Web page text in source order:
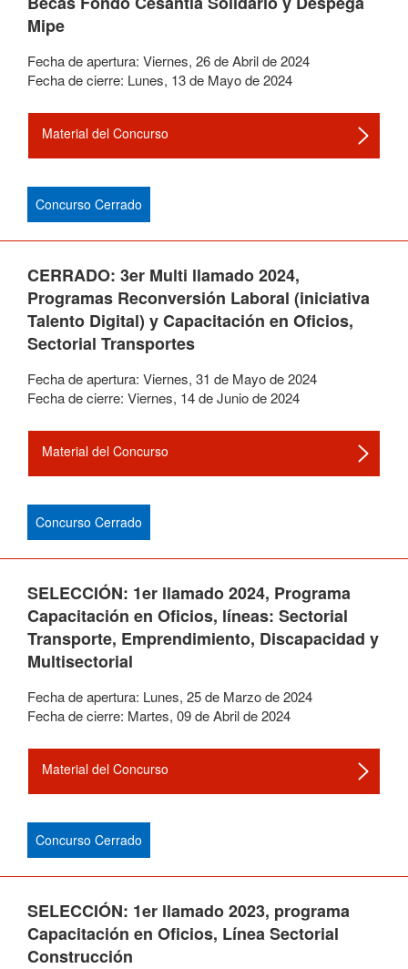
Mipe
Fecha de apertura: Viernes, 26deAbrilde2024
Fecha de cierre: Lunes, 13de Mayode2024
Material del Concurso
Concurso Cerrado
CERRADO: 3er Multi llamado 2024,
Programas Reconversión Laboral (iniciativa
Talento Digital) y Capacitación en Oficios,
Sectorial Transportes
Fecha de apertura: Viernes, 31 de Mayode2024
Fecha de cierre: Viernes, 14deJuniode2024
Material del Concurso
Concurso Cerrado
SELECCIÓN: 1er llamado 2024, Programa
Capacitación en Oficios, líneas: Sectorial
Transporte, Emprendimiento, Discapacidad y
Multisectorial
Fecha de apertura: Lunes, 25de Marzode2024
Fecha de cierre: Martes, 09deAbrilde2024
Material del Concurso
Concurso Cerrado
SELECCIÓN: 1er llamado 2023, programa
Capacitación en Oficios, Línea Sectorial
Construcción